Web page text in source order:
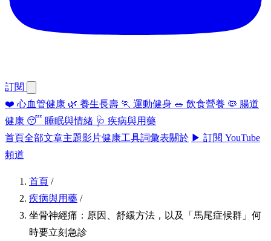
訂閱
❤️ 心血管健康 🌿 養生長壽 🏃 運動健身 🥗 飲食營養 🦠 腸道
健康 😴 睡眠與情緒 🩺 疾病與用藥
首頁全部文章主題影片健康工具詞彙表關於 ▶ 訂閱 YouTube
頻道
首頁 /
疾病與用藥 /
坐骨神經痛：原因、舒緩方法，以及「馬尾症候群」何
時要立刻急診